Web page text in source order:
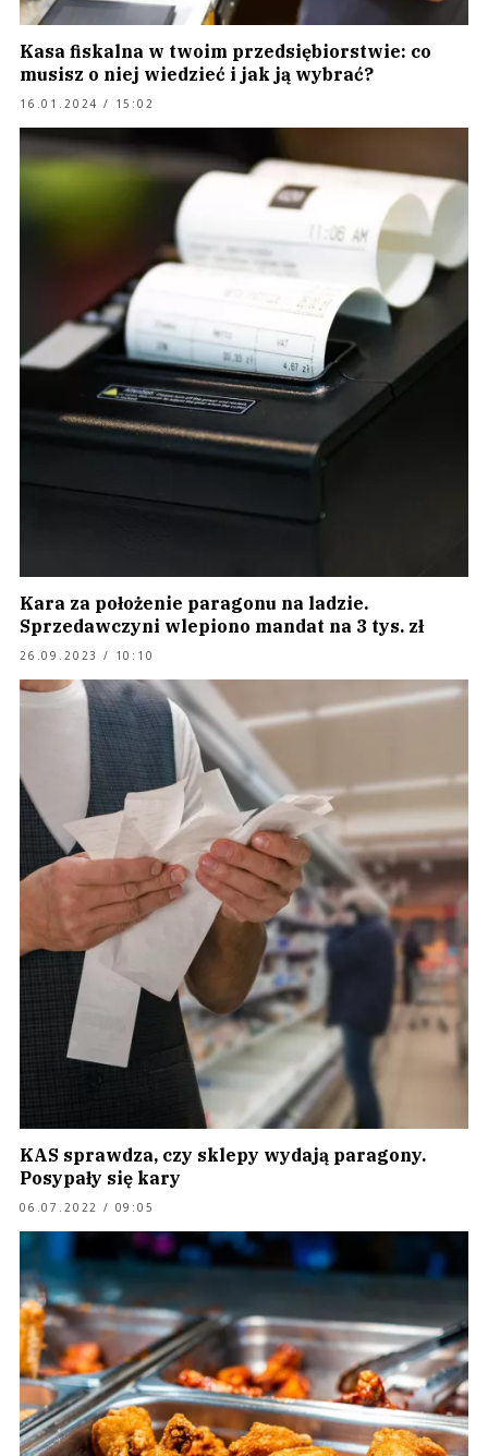
Kasa fiskalna w twoim przedsiębiorstwie: co
musisz o niej wiedzieć i jak ją wybrać?
16.01.2024 / 15:02
Kara za położenie paragonu na ladzie.
Sprzedawczyni wlepiono mandat na 3 tys. zł
26.09.2023 / 10:10
KAS sprawdza, czy sklepy wydają paragony.
Posypały się kary
06.07.2022 / 09:05